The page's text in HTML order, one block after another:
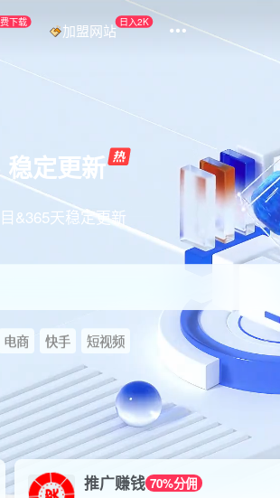
下载 加盟网站 日入2K
定更新
&365天稳定更新
电商 快手 短视频
推广赚钱 70%分佣